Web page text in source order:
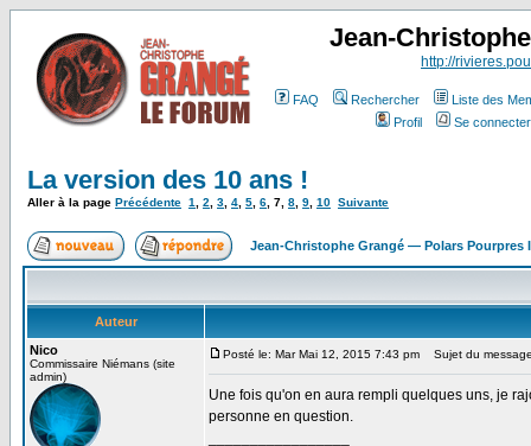
Jean-
http://
FAQ Rechercher
Liste des
Profil
Se
La version des 10 ans !
Aller à la page Précédente 1 2 3 4 5 6 7 8 9 10 Suivante
Jean-Christophe Grangé — Polars Pourpres
Auteur
Nico
Commissaire Niémans (site
admin)
Posté le: Mar Mai 12, 2015 7:43 pm Sujet du
Une fois qu'on en aura rempli quelques uns, je
personne en question.